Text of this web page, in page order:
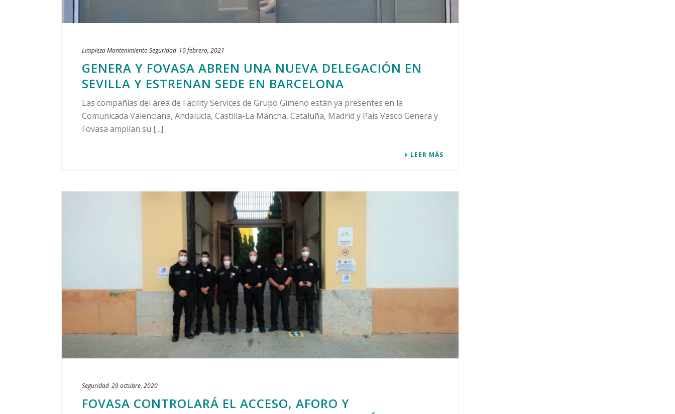
LimpiezaMantenimientoSeguridad 10 febrero, 2021
GENERA Y FOVASA ABREN UNA NUEVA DELEGACIÓN EN
SEVILLA Y ESTRENAN SEDE EN BARCELONA
Las compañías del área de Facility Services de Grupo Gimeno están ya presentes en la
Comunicada Valenciana, Andalucía, Castilla-La Mancha, Cataluña, Madrid y País Vasco Genera y
Fovasa amplían su [...]
LEER MÁS
Seguridad 29 octubre, 2020
FOVASA CONTROLARÁ EL ACCESO, AFORO Y